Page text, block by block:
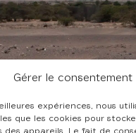
Gérer le consentement
expériences, nous
que les cookies pour